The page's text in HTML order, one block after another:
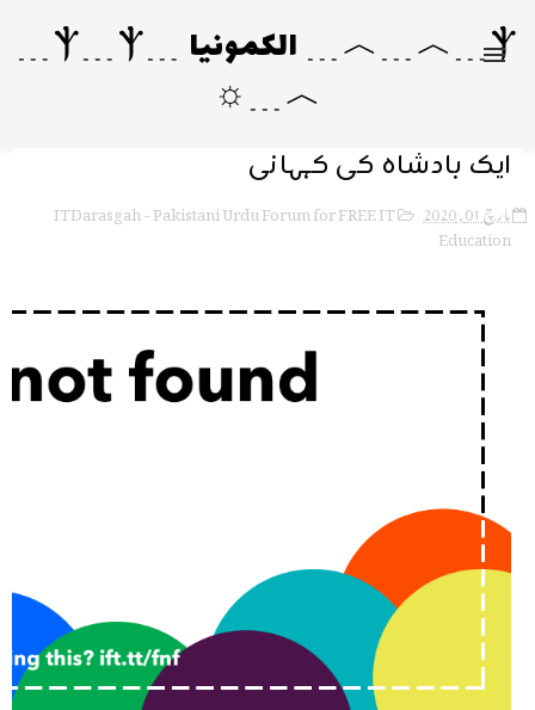
Ⲯ﹍︿﹍︿﹍ الکمونیا ﹍Ⲯ﹍Ⲯ﹍
︿﹍☼
ایک بادشاہ کی کہانی
مارچ 01, 2020 ITDarasgah - Pakistani Urdu Forum for FREE IT
Education